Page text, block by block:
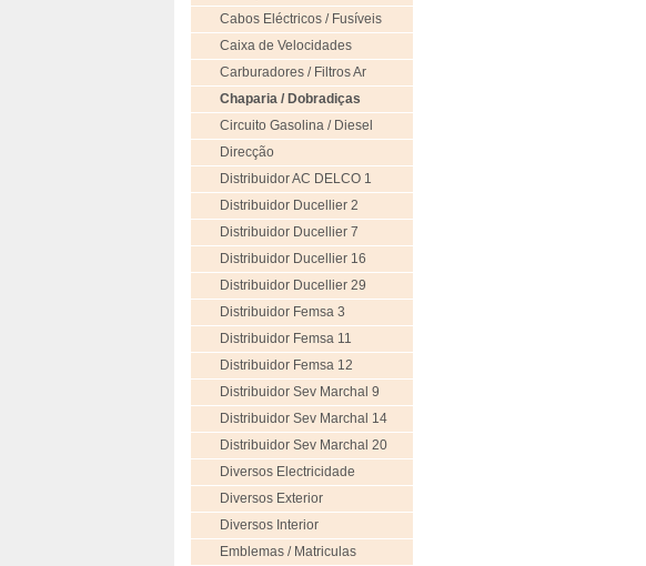
Cabos Eléctricos / Fusíveis
Caixa de Velocidades
Carburadores / Filtros Ar
Chaparia / Dobradiças
Circuito Gasolina / Diesel
Direcção
Distribuidor AC DELCO 1
Distribuidor Ducellier 2
Distribuidor Ducellier 7
Distribuidor Ducellier 16
Distribuidor Ducellier 29
Distribuidor Femsa 3
Distribuidor Femsa 11
Distribuidor Femsa 12
Distribuidor Sev Marchal 9
Distribuidor Sev Marchal 14
Distribuidor Sev Marchal 20
Diversos Electricidade
Diversos Exterior
Diversos Interior
Emblemas / Matriculas